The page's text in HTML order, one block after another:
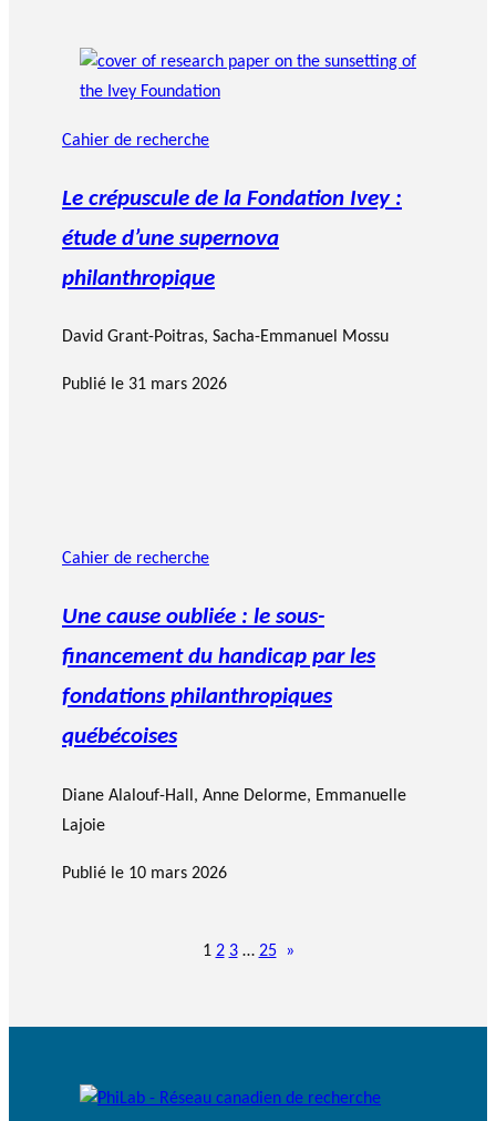
Cahier de recherche
Le crépuscule de la Fondation Ivey :
étude d’une supernova
philanthropique
David Grant-Poitras, Sacha-Emmanuel Mossu
Publié le 31 mars 2026
Cahier de recherche
Une cause oubliée : le sous-
financement du handicap par les
fondations philanthropiques
québécoises
Diane Alalouf-Hall , Anne Delorme, Emmanuelle
Lajoie
Publié le 10 mars 2026
1 2 3 … 25 »